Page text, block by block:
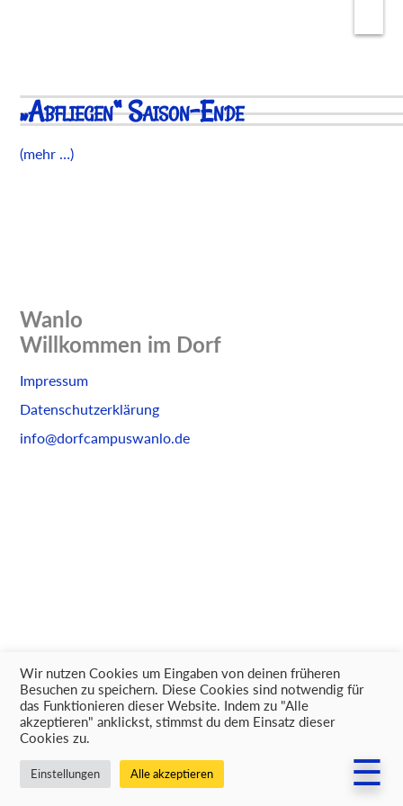
☰
„Abfliegen“ Saison-Ende
(mehr …)
Wanlo
Willkommen im Dorf
Skip
to
Impressum
Datenschutzerklärung
info@dorfcampuswanlo.de
Wir nutzen Cookies um Eingaben von deinen früheren
Besuchen zu speichern. Diese Cookies sind notwendig für
das Funktionieren dieser Website. Indem zu "Alle
akzeptieren" anklickst, stimmst du dem Einsatz dieser
Cookies zu.
Einstellungen Alle akzeptieren